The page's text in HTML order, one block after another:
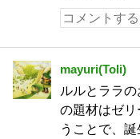
mayuri(Toli)
ルルとララ
の題材はゼ
うことで、